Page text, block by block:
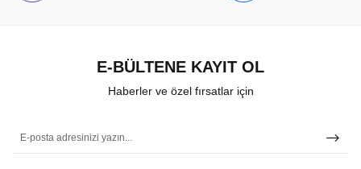
E-BÜLTENE KAYIT OL
Haberler ve özel fırsatlar için